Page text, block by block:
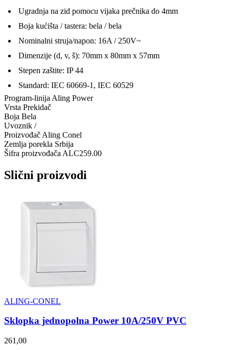
Ugradnja na zid pomocu vijaka prečnika do 4mm
Boja kućišta / tastera: bela / bela
Nominalni struja/napon: 16A / 250V~
Dimenzije (d, v, š): 70mm x 80mm x 57mm
Stepen zaštite: IP 44
Standard: IEC 60669-1, IEC 60529
Program-linija Aling Power
Vrsta Prekidač
Boja Bela
Uvoznik /
Proizvođač Aling Conel
Zemlja porekla Srbija
Šifra proizvođača ALC259.00
Slični proizvodi
ALING-CONEL
Sklopka jednopolna Power 10A/250V PVC
261,00